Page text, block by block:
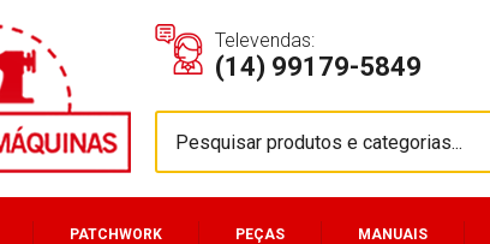
Televendas:
(14) 99179-5849
PATCHWORK PEÇAS MANUAIS